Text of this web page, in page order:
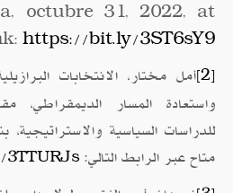
octubre 31, 2022, at
https://bit.ly/3ST6sY9
[2]أمل مختار، الانتخابات
واستعادة المسار الديمقراطي،
متاح عبر الرابط التالي: